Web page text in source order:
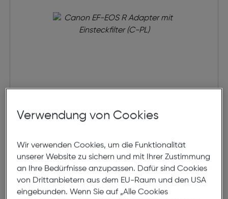
Canon EF-EOS R Adapter mit
Einsteckfilter (C-PL)
€ 339,95
in den Warenkorb
Verwendung von Cookies
Wir verwenden Cookies, um die Funktionalität
unserer Website zu sichern und mit Ihrer Zustimmung
an Ihre Bedürfnisse anzupassen. Dafür sind Cookies
von Drittanbietern aus dem EU-Raum und den USA
eingebunden. Wenn Sie auf „Alle Cookies